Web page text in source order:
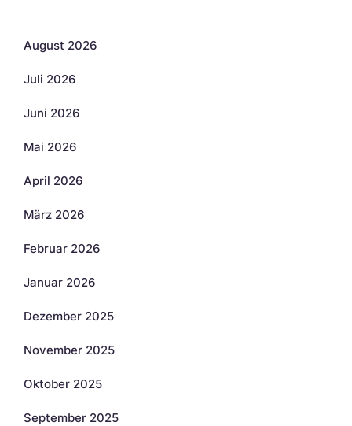
August 2026
Juli 2026
Juni 2026
Mai 2026
April 2026
März 2026
Februar 2026
Januar 2026
Dezember 2025
November 2025
Oktober 2025
September 2025